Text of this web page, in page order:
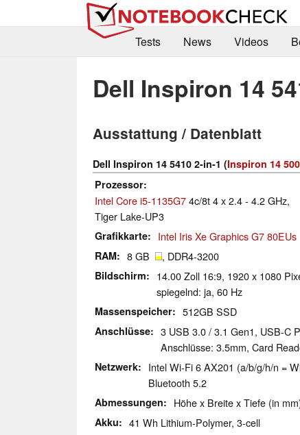
Tests
News Videos
Dell Inspiron 14
Ausstattung / Datenblatt
Dell Inspiron 14 5410 2-in-1 (Inspiron 14
Prozessor
Intel Core i5-1135G74c/8t 4 x 2.4 - 4.2 GHz,
Tiger Lake-UP3
Grafikkarte Intel Iris Xe Graphics G7 80EUs
RAM 8 GB , DDR4-3200
Bildschirm
14.00 Zoll 16:9, 1920 x 1080
spiegelnd: ja, 60 Hz
Massenspeicher 512GB SSD
Anschlüsse
3 USB 3.0 / 3.1 Gen1, USB-C
Anschlüsse: 3.5mm, Card
Netzwerk
Intel Wi-Fi 6 AX201 (a/b/g/h/n =
Bluetooth 5.2
Abmessungen Höhe x Breite x Tiefe (in
Akku 41 Wh Lithium-Polymer, 3-cell